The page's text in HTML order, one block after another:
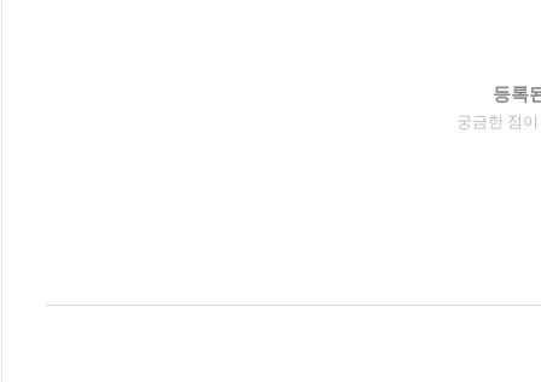
등록
궁금한 점